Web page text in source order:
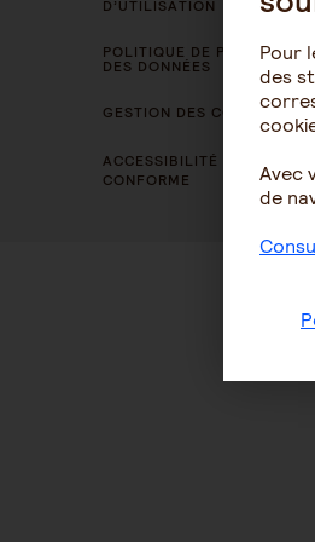
D’UTILISATION
POLITIQUE DE PROTECTION
DES DONNÉES
GESTION DES COOKIES
ACCESSIBILITÉ : NON
CONFORME
Pour
des
Avec
de